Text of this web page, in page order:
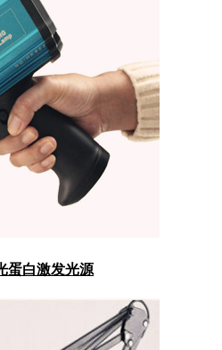
蛋白激发光源